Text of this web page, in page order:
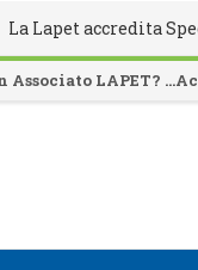
accredita Speciale
Associato LAPET?